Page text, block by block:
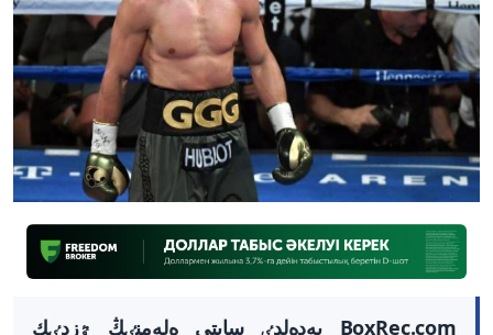
BoxRec.com بەدەلدٸ سايتى ەلەمنٸڭ ٷزدٸك